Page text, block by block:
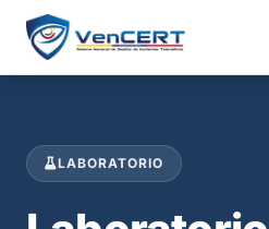
LABORATORIO